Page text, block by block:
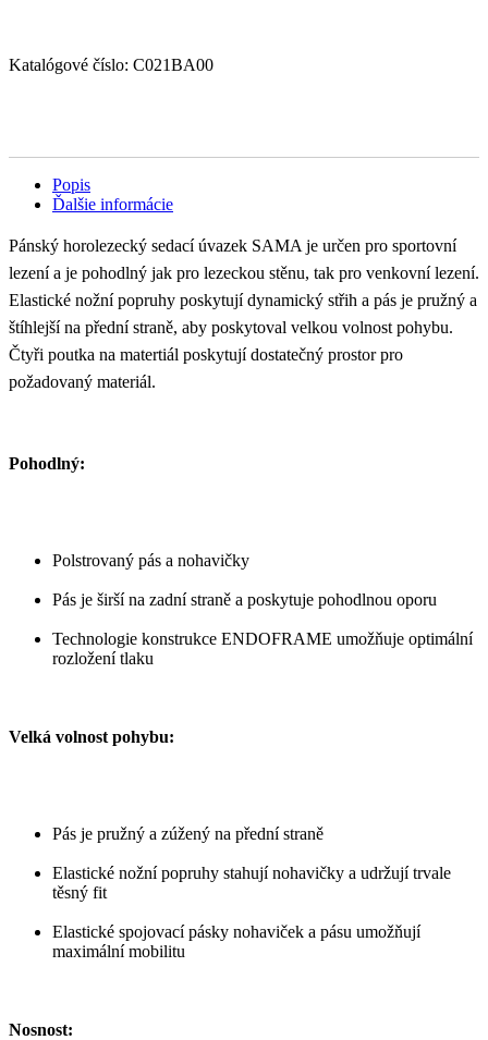
Katalógové číslo: C021BA00
Popis
Ďalšie informácie
Pánský horolezecký sedací úvazek SAMA je určen pro sportovní
lezení a je pohodlný jak pro lezeckou stěnu, tak pro venkovní lezení.
Elastické nožní popruhy poskytují dynamický střih a pás je pružný a
štíhlejší na přední straně, aby poskytoval velkou volnost pohybu.
Čtyři poutka na matertiál poskytují dostatečný prostor pro
požadovaný materiál.
Pohodlný:
Polstrovaný pás a nohavičky
Pás je širší na zadní straně a poskytuje pohodlnou oporu
Technologie konstrukce ENDOFRAME umožňuje optimální
rozložení tlaku
Velká volnost pohybu:
Pás je pružný a zúžený na přední straně
Elastické nožní popruhy stahují nohavičky a udržují trvale
těsný fit
Elastické spojovací pásky nohaviček a pásu umožňují
maximální mobilitu
Nosnost: